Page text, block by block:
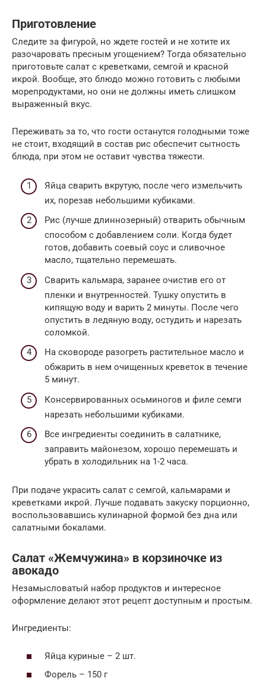
Приготовление
Следите за фигурой, но ждете гостей и не хотите их
разочаровать пресным угощением? Тогда обязательно
приготовьте салат с креветками, семгой и красной
икрой. Вообще, это блюдо можно готовить с любыми
морепродуктами, но они не должны иметь слишком
выраженный вкус.
Переживать за то, что гости останутся голодными тоже
не стоит, входящий в состав рис обеспечит сытность
блюда, при этом не оставит чувства тяжести.
Яйца сварить вкрутую, после чего измельчить
их, порезав небольшими кубиками.
Рис (лучше длиннозерный) отварить обычным
способом с добавлением соли. Когда будет
готов, добавить соевый соус и сливочное
масло, тщательно перемешать.
Сварить кальмара, заранее очистив его от
пленки и внутренностей. Тушку опустить в
кипящую воду и варить 2 минуты. После чего
опустить в ледяную воду, остудить и нарезать
соломкой.
На сковороде разогреть растительное масло и
обжарить в нем очищенных креветок в течение
5 минут.
Консервированных осьминогов и филе семги
нарезать небольшими кубиками.
Все ингредиенты соединить в салатнике,
заправить майонезом, хорошо перемешать и
убрать в холодильник на 1-2 часа.
При подаче украсить салат с семгой, кальмарами и
креветками икрой. Лучше подавать закуску порционно,
воспользовавшись кулинарной формой без дна или
салатными бокалами.
Салат «Жемчужина» в корзиночке из
авокадо
Незамысловатый набор продуктов и интересное
оформление делают этот рецепт доступным и простым.
Ингредиенты:
Яйца куриные – 2 шт.
Форель – 150 г